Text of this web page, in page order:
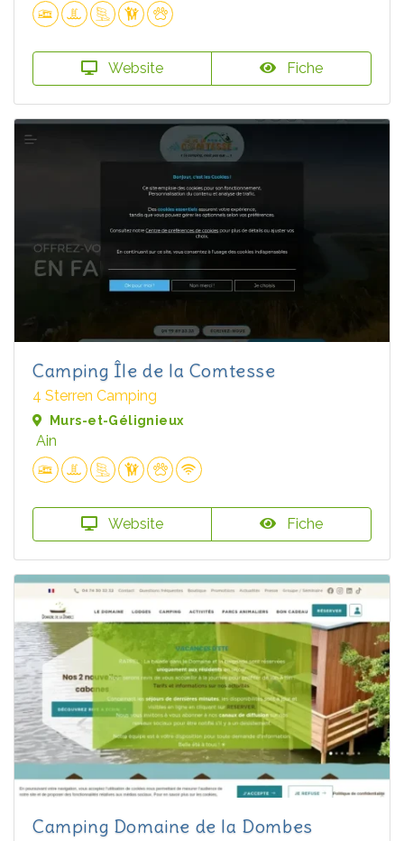
Website Fiche
Camping Île de la Comtesse
4 Sterren Camping
Murs-et-Gélignieux
Ain
Website Fiche
Camping Domaine de la Dombes